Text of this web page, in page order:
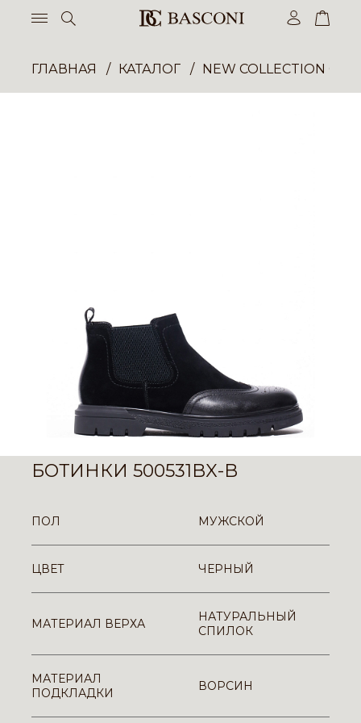
ГЛАВНАЯ КАТАЛОГ NEW COLLECTION
БОТИНКИ 500531BX-B
ПОЛ МУЖСКОЙ
ЦВЕТ ЧЕРНЫЙ
МАТЕРИАЛ ВЕРХА
НАТУРАЛЬНЫЙ
СПИЛОК
МАТЕРИАЛ
ПОДКЛАДКИ
ВОРСИН